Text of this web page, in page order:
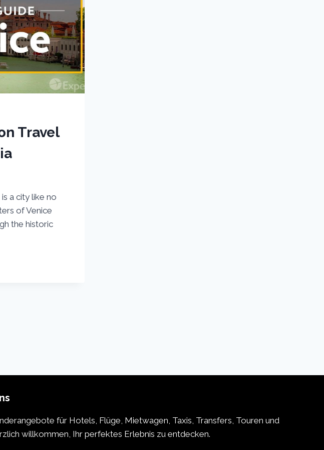
Travel
a city like no
of Venice
the historic
für Hotels, Flüge, Mietwagen, Taxis, Transfers, Touren und
willkommen, Ihr perfektes Erlebnis zu entdecken.